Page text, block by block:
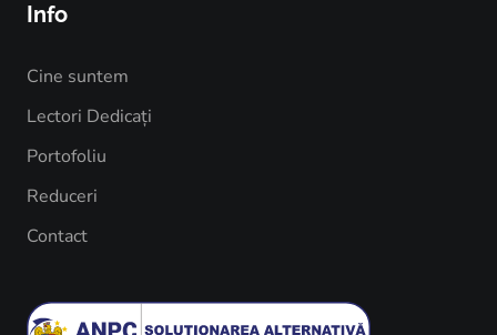
Info
Cine suntem
Lectori Dedicați
Portofoliu
Reduceri
Contact